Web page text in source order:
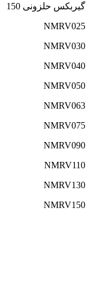
گیربکس حلزونی 150
NMRV025
NMRV030
NMRV040
NMRV050
NMRV063
NMRV075
NMRV090
NMRV110
NMRV130
NMRV150